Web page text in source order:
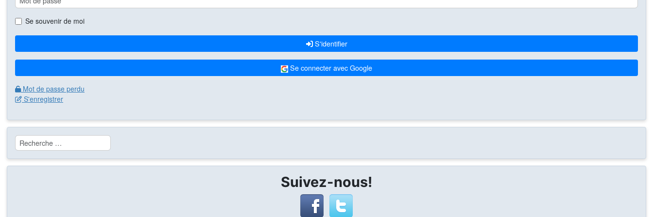
Se souvenir de moi
S'identifier
Se connecter avec Google
Mot de passe perdu
S'enregistrer
Rechercher
Suivez-nous!